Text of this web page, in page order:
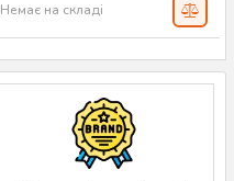
Немає на складі